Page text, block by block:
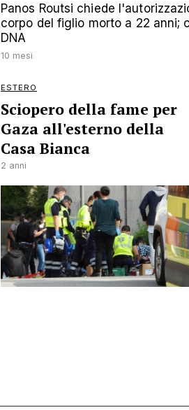
Panos Routsi chiede
corpo del figlio morto a 22 anni;
DNA
10 mesi
ESTERO
Sciopero della fame per
Gaza all'esterno della
Casa Bianca
2 anni